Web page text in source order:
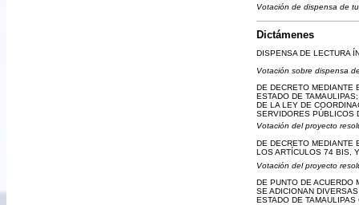
Votación de dispensa de
Dictámenes
DISPENSA DE LECTURA
Votación sobre dispensa
DE DECRETO MEDIANTE
ESTADO DE
DE LA LEY DE
SERVIDORES PÚBLICOS
Votación del proyecto
DE DECRETO MEDIANTE
LOS ARTÍCULOS 74 BIS,
Votación del proyecto
DE PUNTO DE ACUERDO
SE ADICIONAN
ESTADO DE